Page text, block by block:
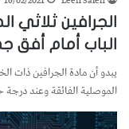
الجرافين ثلاثي
الباب أمام أفق
يبدو أن مادة الجرافين ذات
الموصلية الفائقة وعند درجة